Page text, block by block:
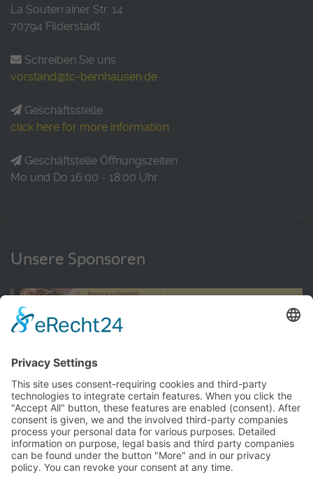
La Souterrainer Str. 14
70794 Filderstadt
Schreiben Sie uns
vorstand@tc-bernhausen.de
Geschäftsstelle
click here for more information
Geschäftstelle Öffnungszeiten
Mo und Do 16:00 - 18:00 Uhr
Unsere Sponsoren
© TC Bernhausen e.V. 2016 - 2026